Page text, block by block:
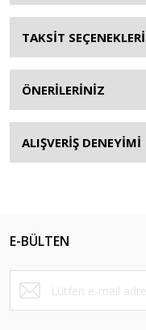
TAKSİT SEÇENEKLERİ
ÖNERİLERİNİZ
ALIŞVERİŞ DENEYİMİ
E-BÜLTEN